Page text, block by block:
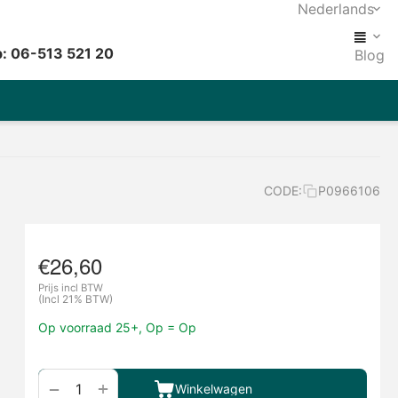
Nederlands
06-513 521 20 Blog
CODE: P0966106
€26,60
Prijs incl BTW
(Incl 21% BTW)
Op voorraad 25+, Op = Op
+
− Winkelwagen